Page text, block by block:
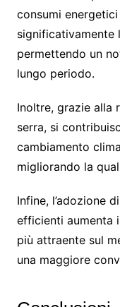
consumi
significativamente
permettendo un
lungo periodo.
Inoltre, grazie alla
serra, si
cambiamento
migliorando la
Infine, l’adozione
efficienti aumenta
più attraente sul
una maggiore